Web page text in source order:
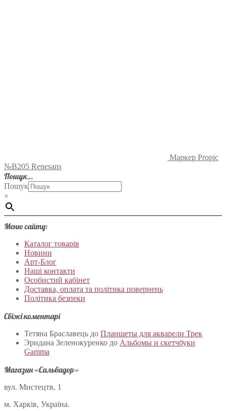
Маркер Propic
№B205 Renesans
Пошук…
Пошук
×
Меню сайту:
Каталог товарів
Новини
Арт-Блог
Наші контакти
Особистий кабінет
Доставка, оплата та політика повернень
Політика безпеки
Свіжі коментарі
Тетяна Браславець до Планшеты для акварели Трек
Эридана Зеленокуренко до Альбомы и скетчбуки
Gamma
Магазин «Сальвадор»
вул. Мистецтв, 1
м. Харків, Україна.